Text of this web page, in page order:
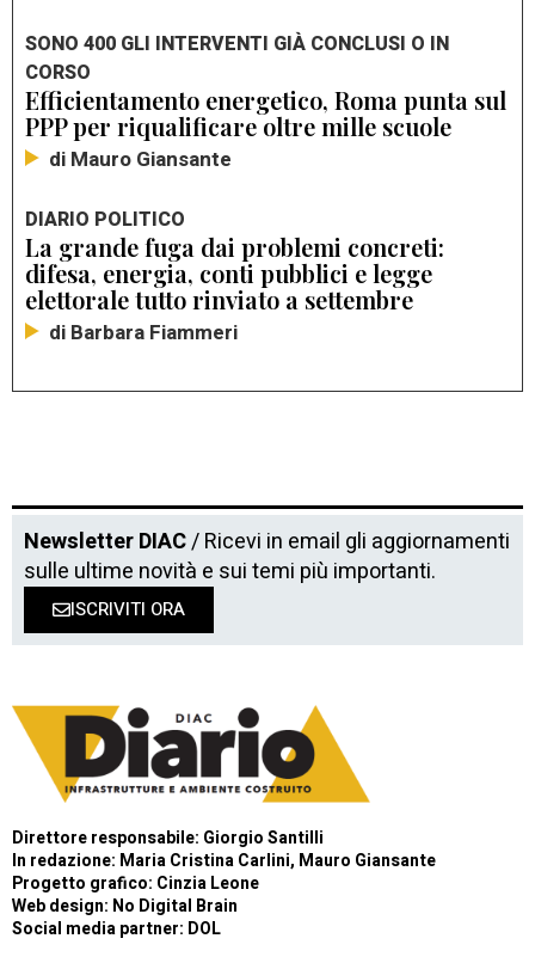
SONO 400 GLI INTERVENTI GIÀ CONCLUSI O IN
CORSO
Efficientamento energetico, Roma punta sul
PPP per riqualificare oltre mille scuole
di Mauro Giansante
DIARIO POLITICO
La grande fuga dai problemi concreti:
difesa, energia, conti pubblici e legge
elettorale tutto rinviato a settembre
di Barbara Fiammeri
Newsletter DIAC/ Ricevi in email gli aggiornamenti
sulle ultime novità e sui temi più importanti.
ISCRIVITI ORA
Direttore responsabile: Giorgio Santilli
In redazione: Maria Cristina Carlini, Mauro Giansante
Progetto grafico: Cinzia Leone
Web design: No Digital Brain
Social media partner: DOL